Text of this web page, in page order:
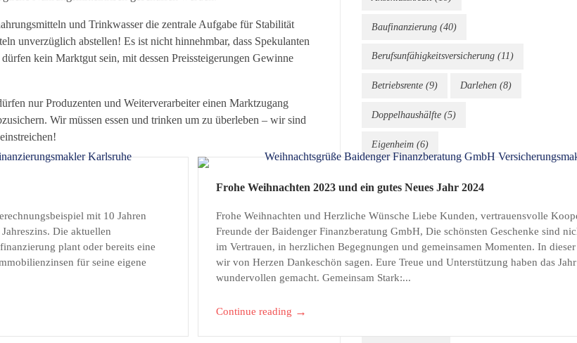
und Trinkwasser die zentrale Aufgabe für Stabilität
unverzüglich abstellen! Es ist nicht hinnehmbar, dass Spekulanten
kein Marktgut sein, mit dessen Preissteigerungen Gewinne
nur Produzenten und Weiterverarbeiter einen Marktzugang
Wir müssen essen und trinken um zu überleben – wir sind
mit 10 Jahren
Die aktuellen
plant oder bereits eine
für seine eigene
Frohe Weihnachten 2023 und ein gutes Neues Jahr 2024
Frohe Weihnachten und Herzliche Wünsche Liebe Kunden, vertrauensvolle
Freunde der Baidenger Finanzberatung GmbH, Die schönsten Geschenke sind
im Vertrauen, in herzlichen Begegnungen und gemeinsamen Momenten. In
wir von Herzen Dankeschön sagen. Eure Treue und Unterstützung haben das
wundervollen gemacht. Gemeinsam Stark:...
Continue reading →
Baufinanzierung (40)
Berufsunfähigkeitsversicherung (11)
Betriebsrente (9) Darlehen (8)
Doppelhaushälfte (5)
Eigenheim (6)
Finanzberater(107)
Finanzberatung(107)